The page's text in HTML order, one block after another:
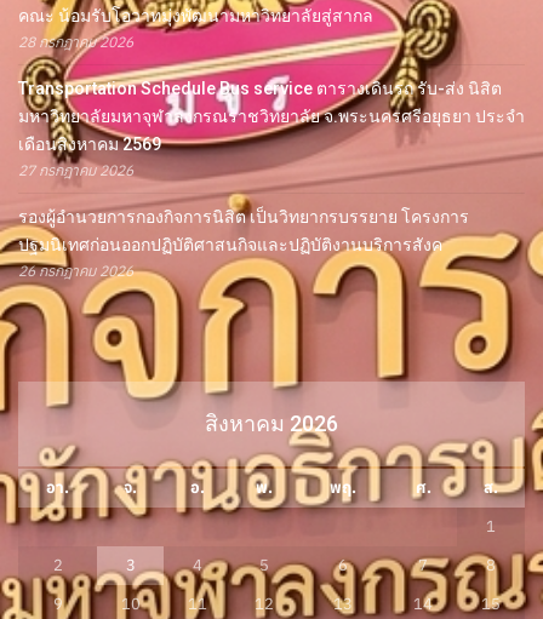
คณะ น้อมรับโอวาทมุ่งพัฒนามหาวิทยาลัยสู่สากล
28 กรกฎาคม 2026
Transportation Schedule Bus service ตารางเดินรถ รับ-ส่ง นิสิต
มหาวิทยาลัยมหาจุฬาลงกรณราชวิทยาลัย จ.พระนครศรีอยุธยา ประจำ
เดือนสิงหาคม 2569
27 กรกฎาคม 2026
รองผู้อำนวยการกองกิจการนิสิต เป็นวิทยากรบรรยาย โครงการ
ปฐมนิเทศก่อนออกปฏิบัติศาสนกิจและปฏิบัติงานบริการสังค
26 กรกฎาคม 2026
สิงหาคม 2026
อา. จ. อ. พ. พฤ. ศ.
ส.
1
2
3 4 5 6 7
8
9
10 11 12 13 14 15